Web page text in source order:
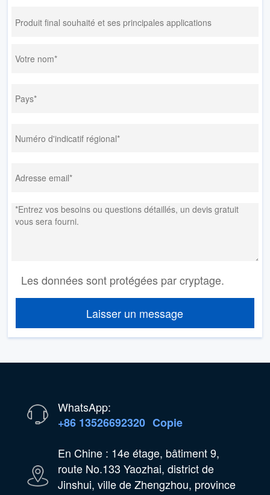
Les données sont protégées par cryptage.
Laisser un message
WhatsApp:
+86 13526692320 Copie
En Chine : 14e étage, bâtiment 9,
route No.133 Yaozhai, district de
Jinshui, ville de Zhengzhou, province